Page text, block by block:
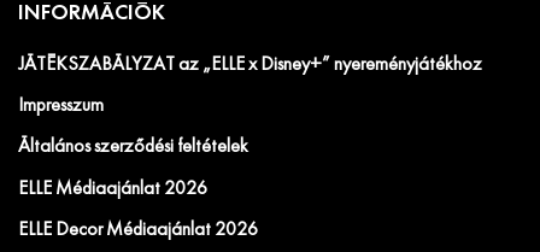
INFORMÁCIÓK
JÁTÉKSZABÁLYZAT az „ELLE x Disney+” nyereményjátékhoz
Impresszum
Általános szerződési feltételek
ELLE Médiaajánlat 2026
ELLE Decor Médiaajánlat 2026